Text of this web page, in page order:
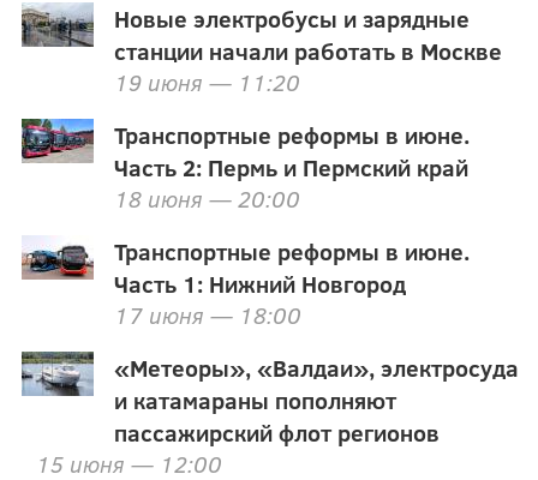
Новые электробусы и зарядные
станции начали работать в Москве
19 июня — 11:20
Транспортные реформы в июне.
Часть 2: Пермь и Пермский край
18 июня — 20:00
Транспортные реформы в июне.
Часть 1: Нижний Новгород
17 июня — 18:00
«Метеоры», «Валдаи», электросуда
и катамараны пополняют
пассажирский флот регионов
15 июня — 12:00